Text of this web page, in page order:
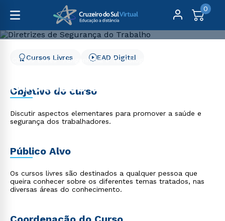
0
Cursos Livres
Engenharia e Tecnologia
Diretrizes de Segurança
do Trabalho
Cursos Livres EAD Digital
Objetivo do curso
Discutir aspectos elementares para promover a saúde e
segurança dos trabalhadores.
Público Alvo
Os cursos livres são destinados a qualquer pessoa que
queira conhecer sobre os diferentes temas tratados, nas
diversas áreas do conhecimento.